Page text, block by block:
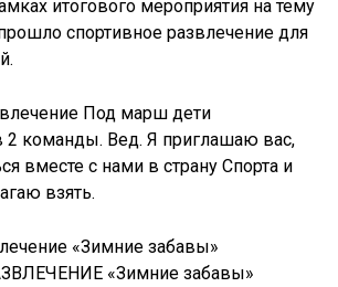
Спортивное развлечение 3 ноября в
группе «Фантазёры» в рамках
моя семья» прошло спортивное
развлечение для детей и родителей.
Спортивное развлечение Под марш
Вед. Я приглашаю вас, ребята
отправиться вместе с нами в страну